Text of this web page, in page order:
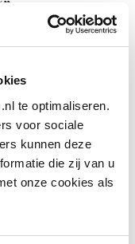
te optimaliseren.
voor sociale
kunnen deze
die zij van u
onze cookies als